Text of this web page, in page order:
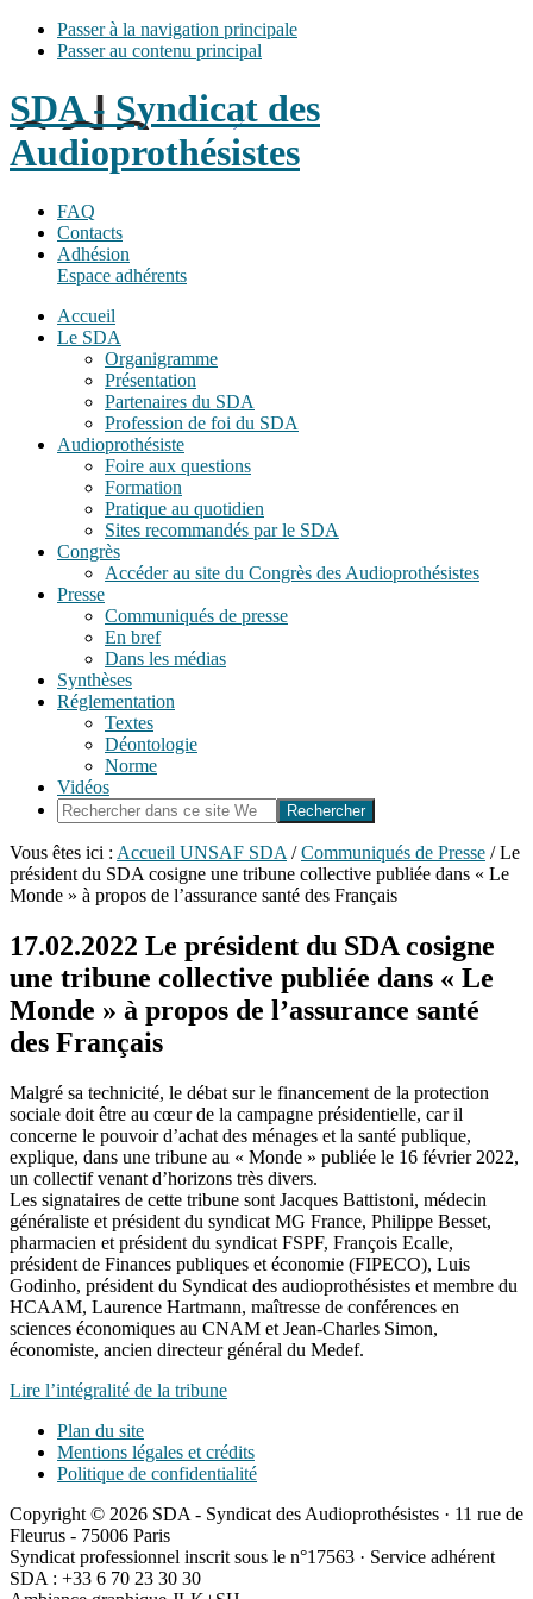
Passer à la navigation principale
Passer au contenu principal
SDA - Syndicat des
Audioprothésistes
FAQ
Contacts
Adhésion
Espace adhérents
Accueil
Le SDA
Organigramme
Présentation
Partenaires du SDA
Profession de foi du SDA
Audioprothésiste
Foire aux questions
Formation
Pratique au quotidien
Sites recommandés par le SDA
Congrès
Accéder au site du Congrès des Audioprothésistes
Presse
Communiqués de presse
En bref
Dans les médias
Synthèses
Réglementation
Textes
Déontologie
Norme
Vidéos
Rechercher
dans
ce
site
Web
Vous êtes ici : Accueil UNSAF SDA / Communiqués de Presse /Le
président du SDA cosigne une tribune collective publiée dans « Le
Monde » à propos de l’assurance santé des Français
17.02.2022 Le président du SDA cosigne
une tribune collective publiée dans « Le
Monde » à propos de l’assurance santé
des Français
Malgré sa technicité, le débat sur le financement de la protection
sociale doit être au cœur de la campagne présidentielle, car il
concerne le pouvoir d’achat des ménages et la santé publique,
explique, dans une tribune au « Monde » publiée le 16 février 2022,
un collectif venant d’horizons très divers.
Les signataires de cette tribune sont Jacques Battistoni, médecin
généraliste et président du syndicat MG France, Philippe Besset,
pharmacien et président du syndicat FSPF, François Ecalle,
président de Finances publiques et économie (FIPECO), Luis
Godinho, président du Syndicat des audioprothésistes et membre du
HCAAM, Laurence Hartmann, maîtresse de conférences en
sciences économiques au CNAM et Jean-Charles Simon,
économiste, ancien directeur général du Medef.
Lire l’intégralité de la tribune
Plan du site
Mentions légales et crédits
Politique de confidentialité
Copyright © 2026 SDA - Syndicat des Audioprothésistes · 11 rue de
Fleurus - 75006 Paris
Syndicat professionnel inscrit sous le n°17563 · Service adhérent
SDA : +33 6 70 23 30 30